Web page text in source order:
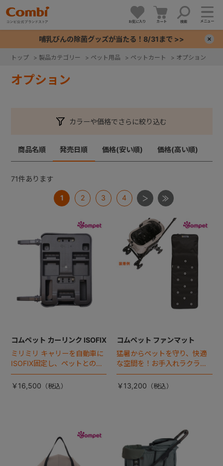
お気に入り カート 検索 メニュー
哺乳びんの除菌グッズが当たる！8/31まで >>
トップ > 製品カテゴリー > ペット用品 > ペットカート > オプション
オプション
カラーや価格でさらに絞り込む
商品名順 発売日順 価格(安い順) 価格(高い順)
71件あります
1 2 3 4
コムペット カーリンク ISOFIX
ミリミリ キャリーを自動車に
ISOFIX固定し、ペットとの車
移動をカンタン・快適に！
￥16,500
コムペット ファンマット
猛暑からペットを守り、快適
な空間を！お手入れラクラク
な「ファンマット」が登場！
￥13,200